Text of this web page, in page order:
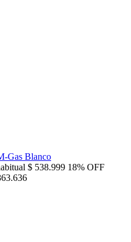
Gas Blanco
$ 538.999 18% OFF